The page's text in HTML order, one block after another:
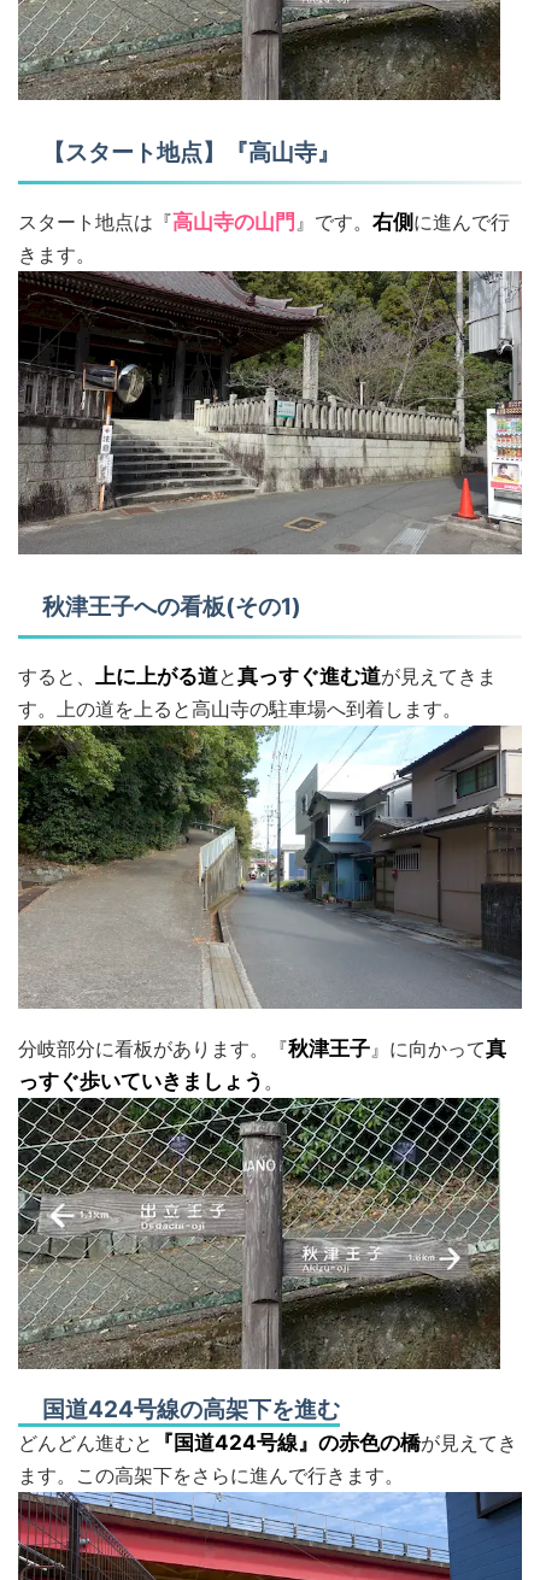
【スタート地点】『高山寺』
スタート地点は『高山寺の山門 』です。 右側 に進んで行
きます。
秋津王子への看板(その1)
すると、 上に上がる道と真っすぐ進む道が見えてきま
す。上の道を上ると高山寺の駐車場へ到着します。
分岐部分に看板があります。『秋津王子』に向かって真
っすぐ歩いていきましょう 。
国道424号線の高架下を進む
どんどん進むと 『国道424号線』の赤色の橋が見えてき
ます。この高架下をさらに進んで行きます。